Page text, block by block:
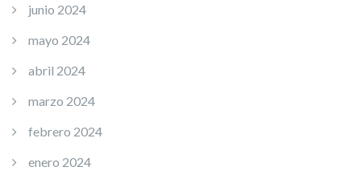
junio 2024
mayo 2024
abril 2024
marzo 2024
febrero 2024
enero 2024